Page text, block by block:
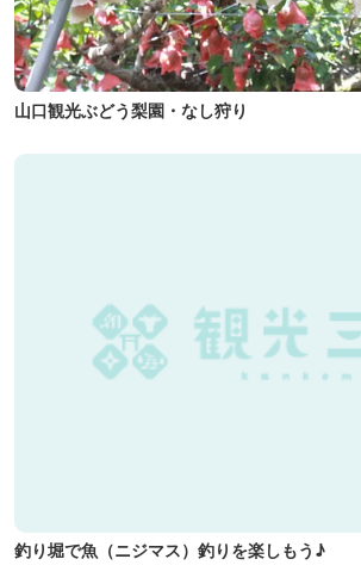
山口観光ぶどう梨園・なし狩り
釣り堀で魚（ニジマス）釣りを楽しもう♪